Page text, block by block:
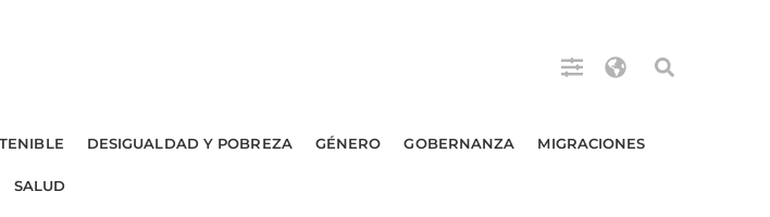
DESIGUALDAD Y POBREZA GÉNERO GOBERNANZA MIGRACIONES
SALUD